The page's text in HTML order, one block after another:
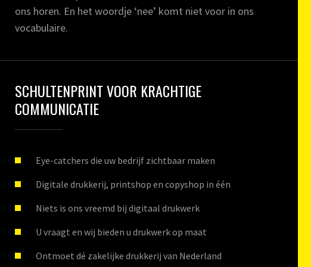
ons horen. En het woordje ‘nee’ komt niet voor in ons
vocabulaire.
SCHULTENPRINT VOOR KRACHTIGE
COMMUNICATIE
Eye-catchers die uw bedrijf zichtbaar maken
Digitale drukkerij, printshop en copyshop in één
Niets is ons vreemd bij digitaal drukwerk
U vraagt en wij bieden u drukwerk op maat
Ontmoet dé zakelijke drukkerij van Nederland